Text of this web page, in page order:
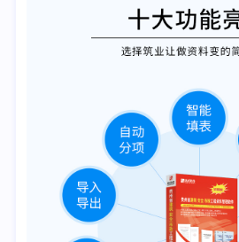
1.《贵州省房屋建筑和市政基础设施工
则》2020版(2020年6月1日执行)
2.《建筑工程施工质量验收统一标准》
4.《建筑地基工程施工质量验收标准》
5.《通风与空调工程施工质量验收规范
6.《建筑电气工程施工质量验收规范》
7.《混凝土结构工程施工质量验收规范
8.《建筑物防雷工程施工与质量验收
9.《智能建筑工程质量验收规范》
10.《砌体结构工程施工质量验收规范
11.《坡屋面工程技术规范》GB50693-